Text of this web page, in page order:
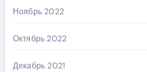
Ноябрь 2022
Октябрь 2022
Декабрь 2021